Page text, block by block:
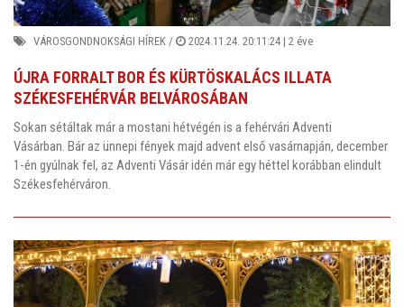
VÁROSGONDNOKSÁGI HÍREK / 2024.11.24. 20:11:24 | 2 éve
ÚJRA FORRALT BOR ÉS KÜRTÖSKALÁCS ILLATA
SZÉKESFEHÉRVÁR BELVÁROSÁBAN
Sokan sétáltak már a mostani hétvégén is a fehérvári Adventi
Vásárban. Bár az ünnepi fények majd advent első vasárnapján, december
1-én gyúlnak fel, az Adventi Vásár idén már egy héttel korábban elindult
Székesfehérváron.